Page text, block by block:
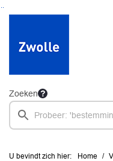
Ga naar de inhoud van deze pagina
Ga naar het zoeken
Ga naar het menu
Zoeken
U bevindt zich hier: Home